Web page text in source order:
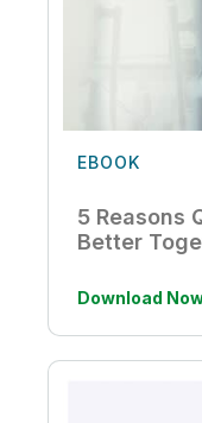
EBOOK
5 Reasons
Better
Download